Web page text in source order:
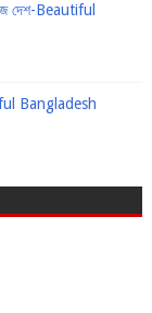
দেশ-Beautiful
Bangladesh